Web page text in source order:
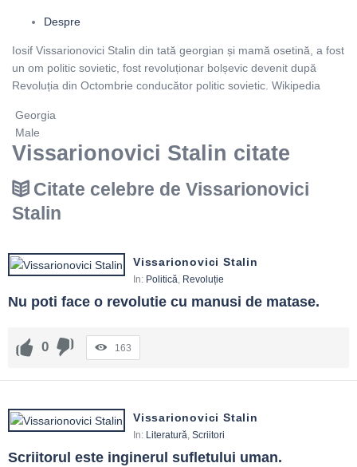
Despre
Iosif Vissarionovici Stalin din tată georgian și mamă osetină, a fost
un om politic sovietic, fost revoluționar bolșevic devenit după
Revoluția din Octombrie conducător politic sovietic. Wikipedia
Georgia
Male
Vissarionovici Stalin citate
Citate celebre de Vissarionovici
Stalin
Vissarionovici Stalin
In: Politică, Revoluție
Nu poti face o revolutie cu manusi de matase.
0 163
Vissarionovici Stalin
In: Literatură, Scriitori
Scriitorul este inginerul sufletului uman.